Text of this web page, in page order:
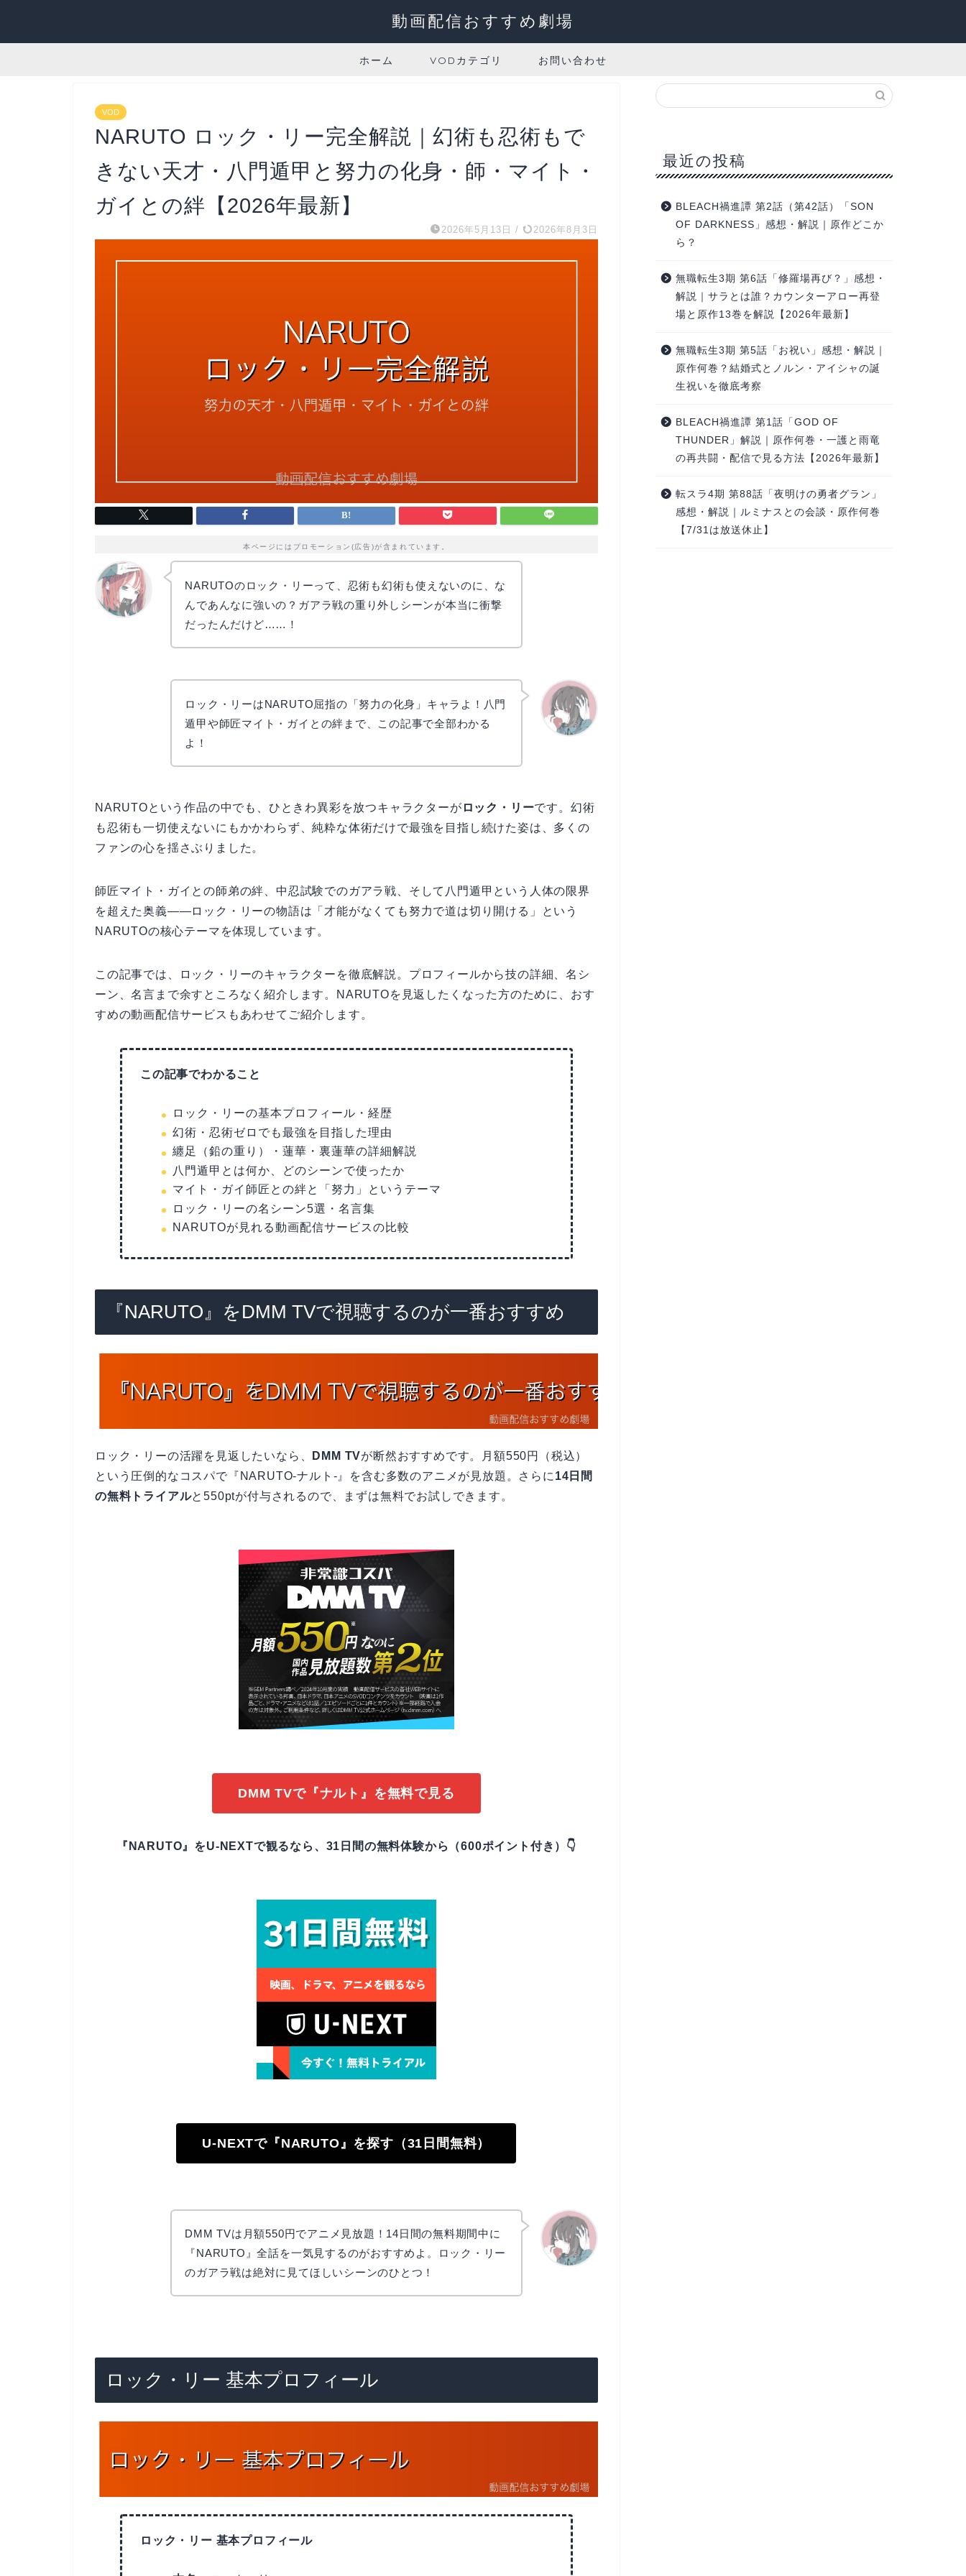
動画配信おすすめ劇場
ホーム VODカテゴリ お問い合わせ
VOD
NARUTO ロック・リー完全解説｜幻術も忍術もで
きない天才・八門遁甲と努力の化身・師・マイト・
ガイとの絆【2026年最新】
2026年5月13日 / 2026年8月3日
本ページにはプロモーション(広告)が含まれています。
NARUTOのロック・リーって、忍術も幻術も使えないのに、な
んであんなに強いの？ガアラ戦の重り外しシーンが本当に衝撃
だったんだけど……！
ロック・リーはNARUTO屈指の「努力の化身」キャラよ！八門
遁甲や師匠マイト・ガイとの絆まで、この記事で全部わかる
よ！
NARUTOという作品の中でも、ひときわ異彩を放つキャラクターが ロック・リーです。幻術
も忍術も一切使えないにもかかわらず、純粋な体術だけで最強を目指し続けた姿は、多くの
ファンの心を揺さぶりました。
師匠マイト・ガイとの師弟の絆、中忍試験でのガアラ戦、そして八門遁甲という人体の限界
を超えた奥義——ロック・リーの物語は「才能がなくても努力で道は切り開ける」という
NARUTOの核心テーマを体現しています。
この記事では、ロック・リーのキャラクターを徹底解説。プロフィールから技の詳細、名シ
ーン、名言まで余すところなく紹介します。NARUTOを見返したくなった方のために、おす
すめの動画配信サービスもあわせてご紹介します。
この記事でわかること
ロック・リーの基本プロフィール・経歴
幻術・忍術ゼロでも最強を目指した理由
纏足（鉛の重り）・蓮華・裏蓮華の詳細解説
八門遁甲とは何か、どのシーンで使ったか
マイト・ガイ師匠との絆と「努力」というテーマ
ロック・リーの名シーン5選・名言集
NARUTOが見れる動画配信サービスの比較
『NARUTO』をDMM TVで視聴するのが一番おすすめ
ロック・リーの活躍を見返したいなら、 DMM TVが断然おすすめです。月額550円（税込）
という圧倒的なコスパで『NARUTO-ナルト-』を含む多数のアニメが見放題。さらに 14日間
の無料トライアルと550ptが付与されるので、まずは無料でお試しできます。
DMM TVで『ナルト』を無料で見る
『NARUTO』をU-NEXTで観るなら、31日間の無料体験から（600ポイント付き）👇
U-NEXTで『NARUTO』を探す（31日間無料）
DMM TVは月額550円でアニメ見放題！14日間の無料期間中に
『NARUTO』全話を一気見するのがおすすめよ。ロック・リー
のガアラ戦は絶対に見てほしいシーンのひとつ！
ロック・リー 基本プロフィール
ロック・リー 基本プロフィール
最近の投稿
BLEACH禍進譚 第2話（第42話）「SON
OF DARKNESS」感想・解説｜原作どこか
ら？
無職転生3期 第6話「修羅場再び？」感想・
解説｜サラとは誰？カウンターアロー再登
場と原作13巻を解説【2026年最新】
無職転生3期 第5話「お祝い」感想・解説｜
原作何巻？結婚式とノルン・アイシャの誕
生祝いを徹底考察
BLEACH禍進譚 第1話「GOD OF
THUNDER」解説｜原作何巻・一護と雨竜
の再共闘・配信で見る方法【2026年最新】
転スラ4期 第88話「夜明けの勇者グラン」
感想・解説｜ルミナスとの会談・原作何巻
【7/31は放送休止】